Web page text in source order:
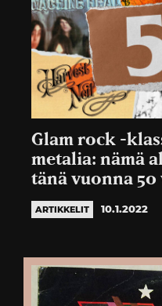
Glam rock -
metalia: nämä
tänä vuonna 50
ARTIKKELIT 10.1.2022